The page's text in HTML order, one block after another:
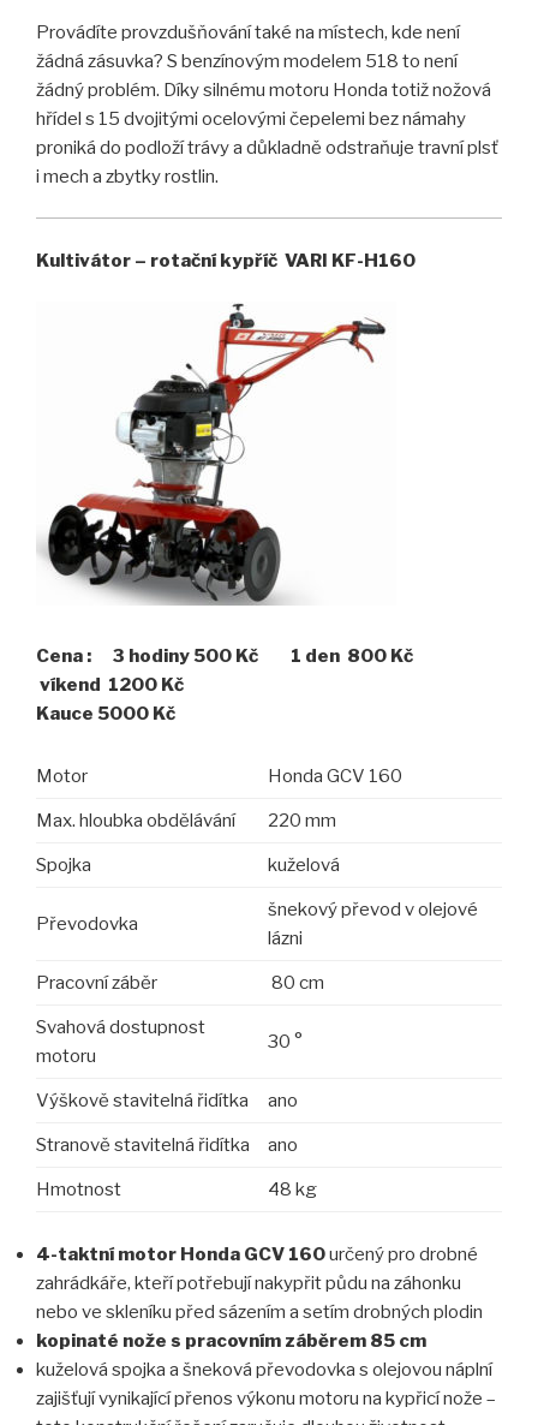
Provádíte provzdušňování také na místech, kde není
žádná zásuvka? S benzínovým modelem 518 to není
žádný problém. Díky silnému motoru Honda totiž nožová
hřídel s 15 dvojitými ocelovými čepelemi bez námahy
proniká do podloží trávy a důkladně odstraňuje travní plsť
i mech a zbytky rostlin.
Kultivátor – rotační kypříč VARI KF-H160
Cena : 3 hodiny 500 Kč 1 den 800 Kč
víkend 1200 Kč
Kauce 5000 Kč
Motor Honda GCV 160
Max. hloubka obdělávání 220 mm
Spojka kuželová
Převodovka
šnekový převod v olejové
lázni
Pracovní záběr 80 cm
Svahová dostupnost
motoru
30 °
Výškově stavitelná řidítka ano
Stranově stavitelná řidítka ano
Hmotnost 48 kg
4-taktní motor Honda GCV 160určený pro drobné
zahrádkáře, kteří potřebují nakypřit půdu na záhonku
nebo ve skleníku před sázením a setím drobných plodin
kopinaté nože s pracovním záběrem 85 cm
kuželová spojka a šneková převodovka s olejovou náplní
zajišťují vynikající přenos výkonu motoru na kypřicí nože –